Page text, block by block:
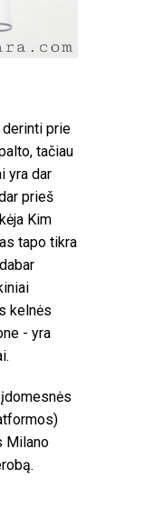
derinti prie
tačiau
yra dar
prieš
Kim
tapo tikra
kelnės
- yra
Milano